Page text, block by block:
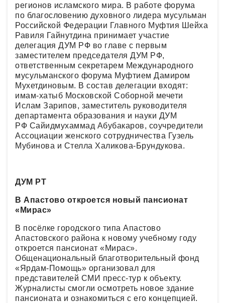
регионов исламского мира. В работе форума
по благословению духовного лидера мусульман
Российской Федерации Главного Муфтия Шейха
Равиля Гайнутдина принимает участие
делегация ДУМ РФ во главе с первым
заместителем председателя ДУМ РФ,
ответственным секретарем Международного
мусульманского форума Муфтием Дамиром
Мухетдиновым. В состав делегации входят:
имам-хатыб Московской Соборной мечети
Ислам Зарипов, заместитель руководителя
департамента образования и науки ДУМ
РФ Сайидмухаммад Абубакаров, соучредители
Ассоциации женского сотрудничества Гузель
Мубинова и Стелла Халикова-Брундукова.
ДУМ РТ
В Апастово откроется новый пансионат
«Мирас»
В посёлке городского типа Апастово
Апастовского района к новому учебному году
откроется пансионат «Мирас».
Общенациональный благотворительный фонд
«Ярдам-Помощь» организовал для
представителей СМИ пресс-тур к объекту.
Журналисты смогли осмотреть новое здание
пансионата и ознакомиться с его концепцией.